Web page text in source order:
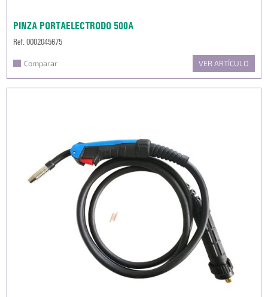
PINZA PORTAELECTRODO 500A
Ref. 0002045675
Comparar VER ARTÍCULO